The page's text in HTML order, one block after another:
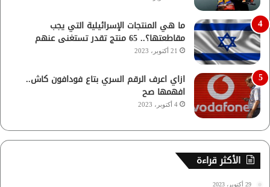
ما هي المنتجات الإسرائيلية التي يجب
مقاطعتها؟.. 65 منتج تقدر تستغنى عنهم
21 أكتوبر، 2023
ازاي اعرف الرقم السري بتاع فودافون كاش..
افهمها صح
4 أكتوبر، 2023
الأكثر قراءة
29 أكتوبر، 2023